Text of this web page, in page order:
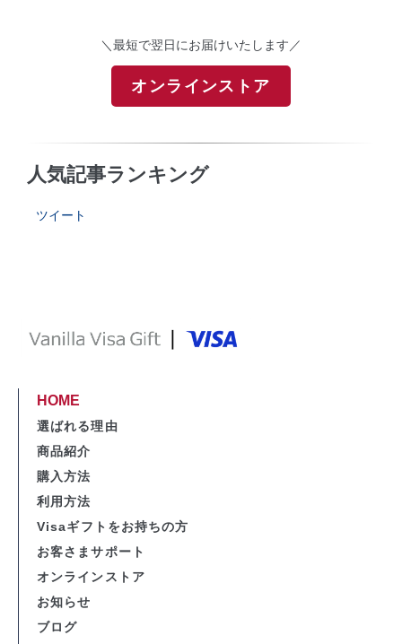
＼最短で翌日にお届けいたします／
オンラインストア
人気記事ランキング
ツイート
HOME
選ばれる理由
商品紹介
購入方法
利用方法
Visaギフトをお持ちの方
お客さまサポート
オンラインストア
お知らせ
ブログ